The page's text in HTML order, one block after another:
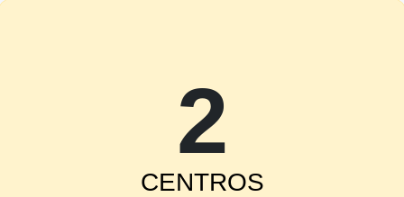
Abrir provincia en Google Maps
2
CENTROS